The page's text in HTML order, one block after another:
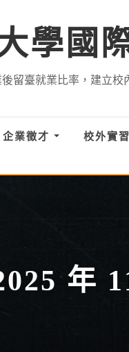
學國
留臺就業比率，建立
企業徵才 校外實習
年